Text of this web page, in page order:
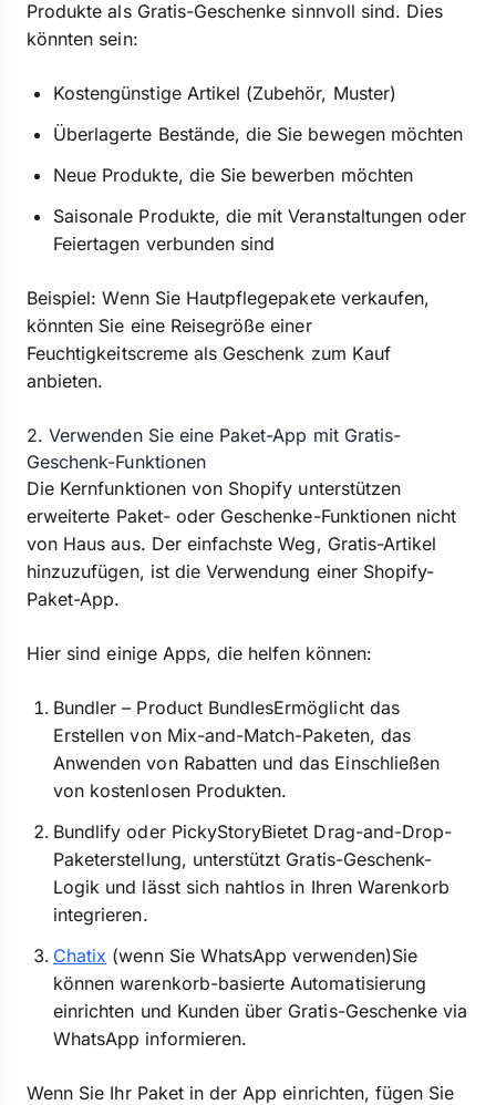
Produkte als Gratis-Geschenke sinnvoll sind. Dies
könnten sein:
Kostengünstige Artikel (Zubehör, Muster)
Überlagerte Bestände, die Sie bewegen möchten
Neue Produkte, die Sie bewerben möchten
Saisonale Produkte, die mit Veranstaltungen oder
Feiertagen verbunden sind
Beispiel: Wenn Sie Hautpflegepakete verkaufen,
könnten Sie eine Reisegröße einer
Feuchtigkeitscreme als Geschenk zum Kauf
anbieten.
2. Verwenden Sie eine Paket-App mit Gratis-
Geschenk-Funktionen
Die Kernfunktionen von Shopify unterstützen
erweiterte Paket- oder Geschenke-Funktionen nicht
von Haus aus. Der einfachste Weg, Gratis-Artikel
hinzuzufügen, ist die Verwendung einer Shopify-
Paket-App.
Hier sind einige Apps, die helfen können:
Bundler – Product BundlesErmöglicht das
Erstellen von Mix-and-Match-Paketen, das
Anwenden von Rabatten und das Einschließen
von kostenlosen Produkten.
Bundlify oder PickyStoryBietet Drag-and-Drop-
Paketerstellung, unterstützt Gratis-Geschenk-
Logik und lässt sich nahtlos in Ihren Warenkorb
integrieren.
Chatix (wenn Sie WhatsApp verwenden)Sie
können warenkorb-basierte Automatisierung
einrichten und Kunden über Gratis-Geschenke via
WhatsApp informieren.
Wenn Sie Ihr Paket in der App einrichten, fügen Sie